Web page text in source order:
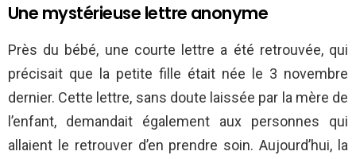
Une mystérieuse lettre anonyme
Près du bébé, une courte lettre a été retrouvée, qui
précisait que la petite fille était née le 3 novembre
dernier. Cette lettre, sans doute laissée par la mère de
l’enfant, demandait également aux personnes qui
allaient le retrouver d’en prendre soin. Aujourd’hui, la